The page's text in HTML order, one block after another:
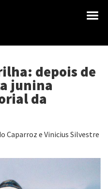
depois de
junina
da
Caparroz e Vinicius Silvestre